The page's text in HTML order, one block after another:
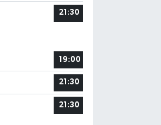
21:30
19:00
21:30
21:30